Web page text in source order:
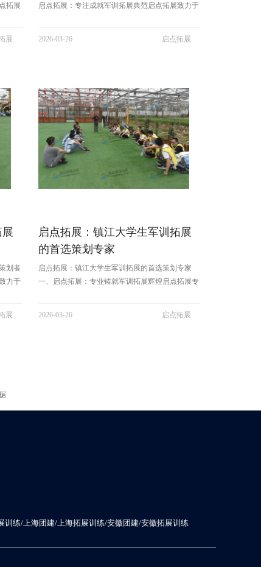
拓展
地，
展
启点拓展：专注成就军训拓展典范启点拓展致力于
江浙沪皖地区布局了几百家专业拓展基地，精心打
2026-03-26 启点拓展
划者
力于
心打
展
启点拓展：镇江大学生军训拓展
的首选策划专家
启点拓展：镇江大学生军训拓展的首选策划专家
一、启点拓展：专业铸就军训拓展辉煌启点拓展专
公司在江浙沪皖地区布局了几百家专业拓展基地，
2026-03-26 启点拓展
练/上海团建/上海拓展训练/安徽团建/安徽拓展训练